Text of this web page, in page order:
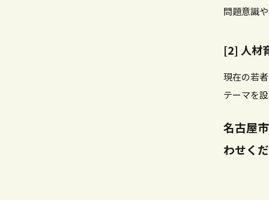
問題意識
[2] 人材
現在の若
テーマを
名古屋
わせく